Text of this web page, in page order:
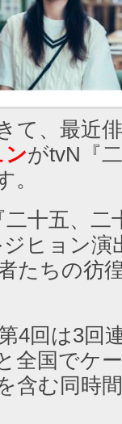
て、最近
ンがtvN『
。
十五、二
ヒョン演
たちの彷
4回は3回
全国でケ
含む同時